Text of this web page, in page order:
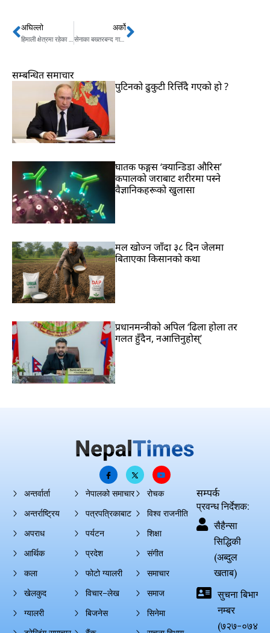
Prev
अघिल्लो
हिमाली क्षेत्रमा रहेका जोखिमयुक्त बस्तीलाई पुनः स्थापना गर्ने सरकारको तयारी
अर्को
सेनाका बख्तरबन्द गाडीले लगाए चक्रपथ चक्कर Next
सम्बन्धित समाचार
पुटिनको ढुकुटी रित्तिँदै गएको हो ?
घातक फङ्गस ‘क्यान्डिडा औरिस’
कपालको जराबाट शरीरमा पस्ने
वैज्ञानिकहरूको खुलासा
मल खोज्न जाँदा ३८ दिन जेलमा
बिताएका किसानको कथा
प्रधानमन्त्रीको अपिल ‘ढिला होला तर
गलत हुँदैन, नआत्तिनुहोस्’
अन्तर्वार्ता
अन्तर्राष्ट्रिय
अपराध
आर्थिक
कला
खेलकुद
ग्यालरी
नेपालको समाचार
पत्रपत्रिकाबाट
पर्यटन
प्रदेश
फोटो ग्यालरी
विचार–लेख
बिजनेस
रोचक
विश्व राजनीति
शिक्षा
संगीत
समाचार
समाज
सिनेमा
सम्पर्क
प्रवन्ध निर्देशक:
सैहैन्सा
सिद्धिकी
(अब्दुल
खताब)
सुचना बिभाग
नम्बर
(७२७-०७४-